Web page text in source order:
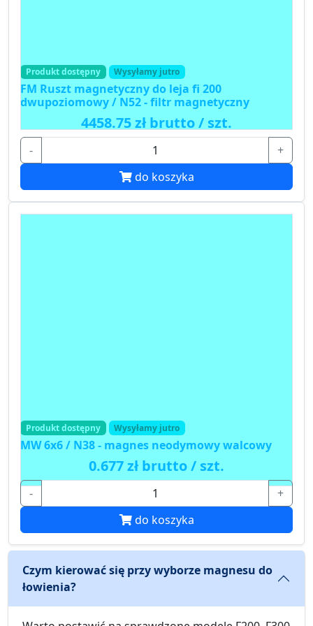
Produkt dostępny Wysyłamy jutro
FM Ruszt magnetyczny do leja fi 200
dwupoziomowy / N52 - filtr magnetyczny
4458.75 zł brutto / szt.
-
+
do koszyka
Produkt dostępny Wysyłamy jutro
MW 6x6 / N38 - magnes neodymowy walcowy
0.677 zł brutto / szt.
-
+
do koszyka
Czym kierować się przy wyborze magnesu do
łowienia?